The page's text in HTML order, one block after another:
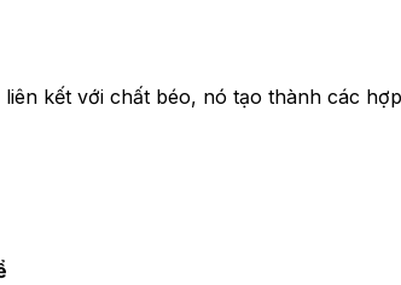
kết với chất béo, nó tạo thành các